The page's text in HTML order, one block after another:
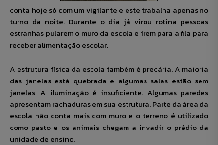
conta hoje só com um vigilante e este trabalha apenas no
turno da noite. Durante o dia já virou rotina pessoas
estranhas pularem o muro da escola e irem para a fila para
receber alimentação escolar.
A estrutura física da escola também é precária. A maioria
das janelas está quebrada e algumas salas estão sem
janelas. A iluminação é insuficiente. Algumas paredes
apresentam rachaduras em sua estrutura. Parte da área da
escola não conta mais com muro e o terreno é utilizado
como pasto e os animais chegam a invadir o prédio da
unidade de ensino.